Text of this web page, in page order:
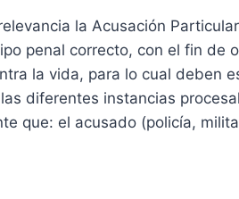
la Acusación
penal correcto, con el fin de
la vida, para lo cual deben
diferentes instancias
que: el acusado (policía,